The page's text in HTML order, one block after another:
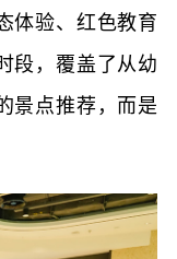
体验、红色教育
段，覆盖了从幼
景点推荐，而是